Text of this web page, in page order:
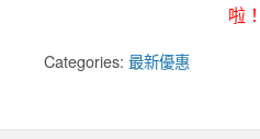
啦！
Categories: 最新優惠